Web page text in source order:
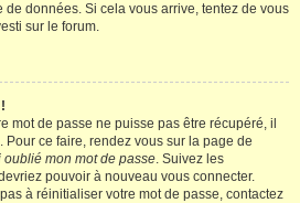
données. Si cela vous arrive, tentez de vous
sur le forum.
mot de passe ne puisse pas être récupéré, il
ce faire, rendez vous sur la page de
oublié mon mot de passe. Suivez les
pouvoir à nouveau vous connecter.
à réinitialiser votre mot de passe, contactez